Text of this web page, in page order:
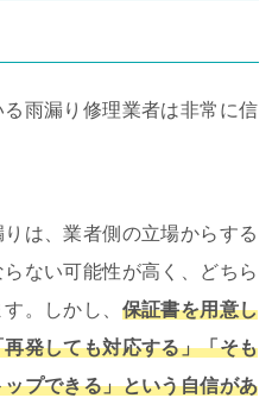
雨漏り修理業者は非常に信
は、業者側の立場からする
ない可能性が高く、どちら
。しかし、 保証書を用意し
発しても対応する」「そも
プできる」という自信があ